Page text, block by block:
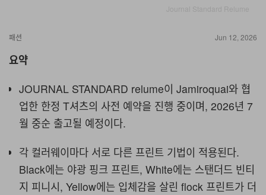
패션 Jun 12, 2026
요약
JOURNAL STANDARD relume이 Jamiroquai와 협
업한 한정 T셔츠의 사전 예약을 진행 중이며, 2026년 7
월 중순 출고될 예정이다.
각 컬러웨이마다 서로 다른 프린트 기법이 적용된다.
Black에는 야광 핑크 프린트, White에는 스탠더드 빈티
지 피니시, Yellow에는 입체감을 살린 flock 프린트가 더